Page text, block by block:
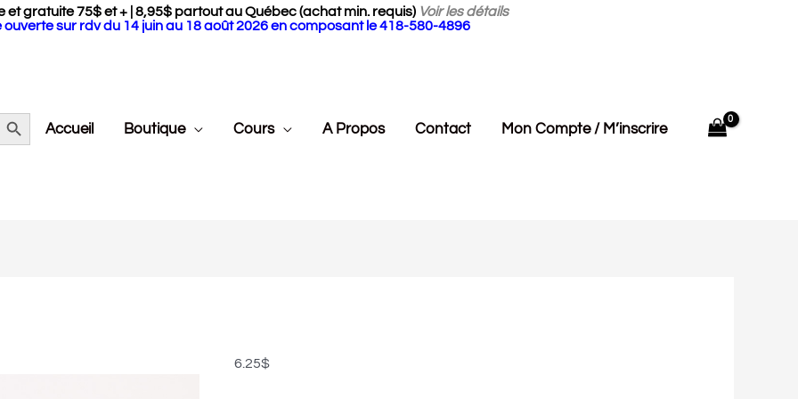
et gratuite 75$ et + | 8,95$ partout au Québec (achat min. requis) Voir les détails
sur rdv du 14 juin au 18 août 2026 en composant le 418-580-4896
Button
Accueil Boutique Cours A Propos Contact Mon Compte / M’inscrire
6.25$
Drops